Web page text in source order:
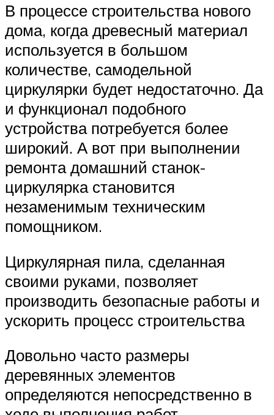
В процессе строительства нового
дома, когда древесный материал
используется в большом
количестве, самодельной
циркулярки будет недостаточно. Да
и функционал подобного
устройства потребуется более
широкий. А вот при выполнении
ремонта домашний станок-
циркулярка становится
незаменимым техническим
помощником.
Циркулярная пила, сделанная
своими руками, позволяет
производить безопасные работы и
ускорить процесс строительства
Довольно часто размеры
деревянных элементов
определяются непосредственно в